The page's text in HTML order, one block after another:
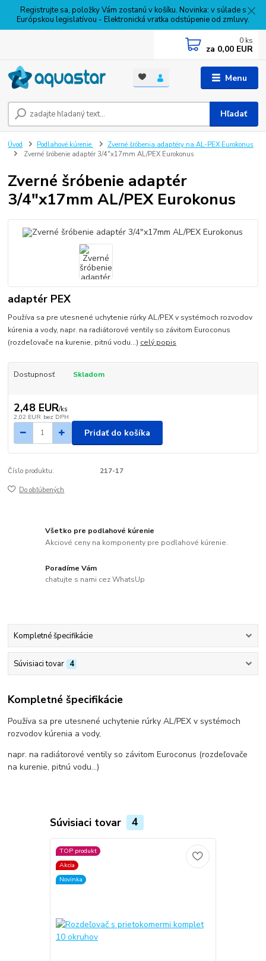
Registrujte sa, položky Vám zostanú v košíku. Novinka: v súlade s
Európskou legislatívou - Elektronická vratka odstúpenie od zmluvy.
Menu
Hľadať
0 ks
za 0,00 EUR
Úvod Podlahové kúrenie
Zverné šróbenia adaptéry na AL-PEX Eurokonus
Zverné šróbenie adaptér 3/4"x17mm AL/PEX Eurokonus
Zverné šróbenie adaptér
3/4"x17mm AL/PEX Eurokonus
adaptér PEX
Používa sa pre utesnené uchytenie rúrky AL/PEX v systémoch rozvodov
kúrenia a vody, napr. na radiátorové ventily so závitom Euroconus
(rozdeľovače na kurenie, pitnú vodu...) celý popis
Dostupnosť Skladom
2,48 EUR/ks
2,02 EUR bez DPH
Pridať do košíka
Číslo produktu: 217-17
Do obľúbených
Všetko pre podlahové kúrenie
Akciové ceny na komponenty pre podlahové kúrenie.
Poradíme Vám
chatujte s nami cez WhatsUp
Kompletné špecifikácie
Súvisiaci tovar 4
Kompletné špecifikácie
Používa sa pre utesnené uchytenie rúrky AL/PEX v systémoch
rozvodov kúrenia a vody,
napr. na radiátorové ventily so závitom Euroconus (rozdeľovače
na kurenie, pitnú vodu...)
Súvisiaci tovar 4
TOP produkt
Akcia
Novinka